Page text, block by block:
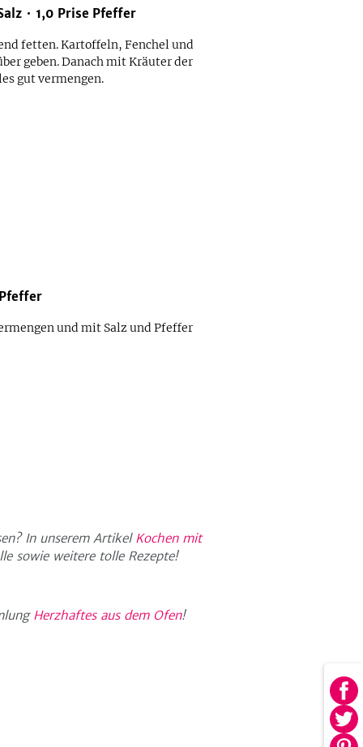
1,0 Prise Pfeffer
fetten. Kartoffeln, Fenchel und
geben. Danach mit Kräuter der
gut vermengen.
Pfeffer
und mit Salz und Pfeffer
In unserem Artikel Kochen mit
sowie weitere tolle Rezepte!
Herzhaftes aus dem Ofen!